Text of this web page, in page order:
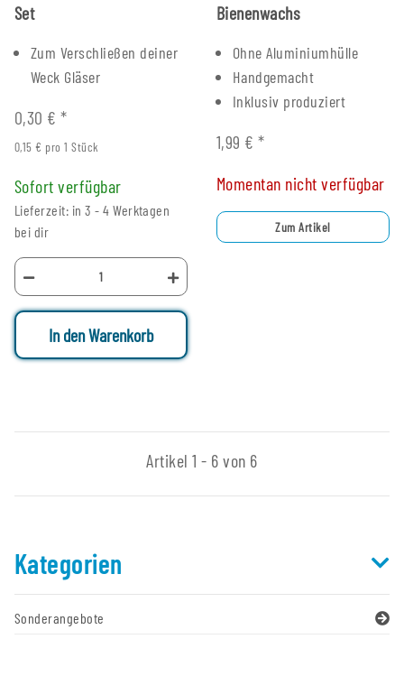
Set
Zum Verschließen deiner
Weck Gläser
0,30 €*
0,15 € pro 1 Stück
Sofort verfügbar
Lieferzeit: in 3 - 4 Werktagen
bei dir
In den Warenkorb
Bienenwachs
Ohne Aluminiumhülle
Handgemacht
Inklusiv produziert
1,99 €*
Momentan nicht verfügbar
Zum Artikel
Artikel 1 - 6 von 6
Kategorien
Sonderangebote